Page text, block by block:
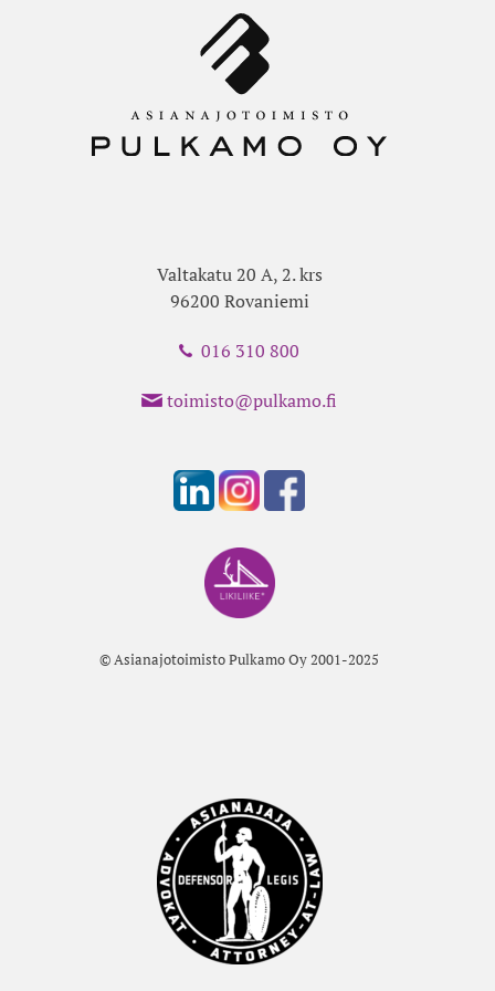
Valtakatu 20 A, 2. krs
96200 Rovaniemi
016 310 800
toimisto@pulkamo.fi
© Asianajotoimisto Pulkamo Oy 2001-2025